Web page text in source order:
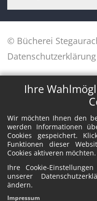
Ihre
Wir möchten Ihnen den
werden Informationen
Cookies gespeichert.
Funktionen dieser
Cookies aktiveren möchten.
Ihre Cookie-
unserer
ändern.
Impressum
© Bücherei
Datenschutzerklärung